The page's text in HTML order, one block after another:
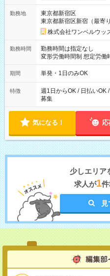
勤務地
東京都新宿区
東京都新宿区新宿（最寄
株式会社ワンベルウッ
勤務時間
勤務時間は指定なし
変形労働時間制 想定労働時間160時間/
～21：00
期間 単発・1日のみOK
特徴
週1日からOK / 日払いOK
募集
気になる！ 応
少しエリア
求人が1件